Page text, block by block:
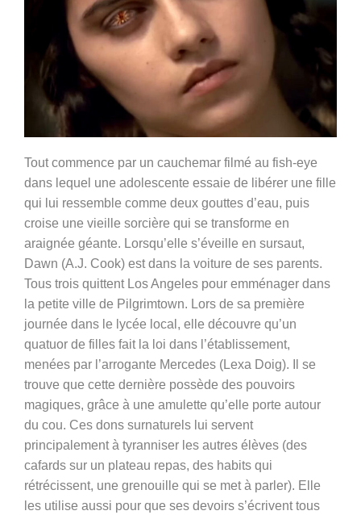
Tout commence par un cauchemar filmé au fish-eye
dans lequel une adolescente essaie de libérer une fille
qui lui ressemble comme deux gouttes d’eau, puis
croise une vieille sorcière qui se transforme en
araignée géante. Lorsqu’elle s’éveille en sursaut,
Dawn (A.J. Cook) est dans la voiture de ses parents.
Tous trois quittent Los Angeles pour emménager dans
la petite ville de Pilgrimtown. Lors de sa première
journée dans le lycée local, elle découvre qu’un
quatuor de filles fait la loi dans l’établissement,
menées par l’arrogante Mercedes (Lexa Doig). Il se
trouve que cette dernière possède des pouvoirs
magiques, grâce à une amulette qu’elle porte autour
du cou. Ces dons surnaturels lui servent
principalement à tyranniser les autres élèves (des
cafards sur un plateau repas, des habits qui
rétrécissent, une grenouille qui se met à parler). Elle
les utilise aussi pour que ses devoirs s’écrivent tous